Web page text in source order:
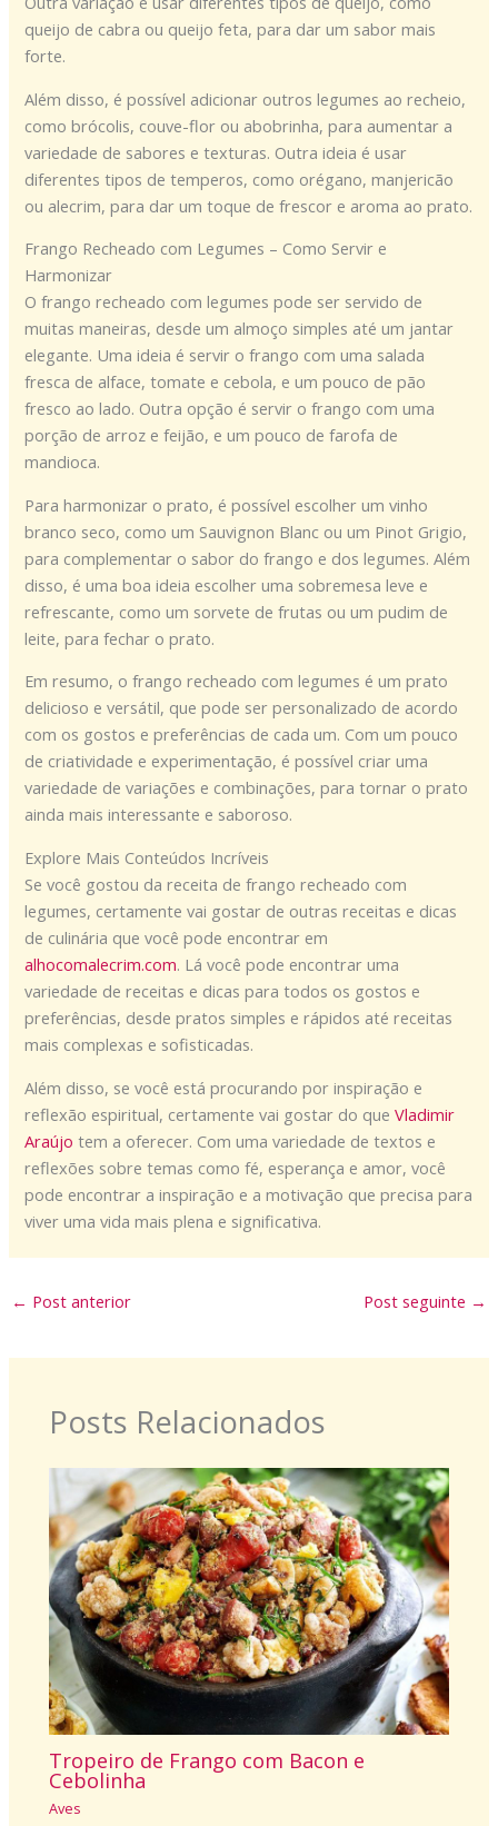
queijo de cabra ou queijo feta, para dar um sabor mais
forte.
Além disso, é possível adicionar outros legumes ao recheio,
como brócolis, couve-flor ou abobrinha, para aumentar a
variedade de sabores e texturas. Outra ideia é usar
diferentes tipos de temperos, como orégano, manjericão
ou alecrim, para dar um toque de frescor e aroma ao prato.
Frango Recheado com Legumes – Como Servir e
Harmonizar
O frango recheado com legumes pode ser servido de
muitas maneiras, desde um almoço simples até um jantar
elegante. Uma ideia é servir o frango com uma salada
fresca de alface, tomate e cebola, e um pouco de pão
fresco ao lado. Outra opção é servir o frango com uma
porção de arroz e feijão, e um pouco de farofa de
mandioca.
Para harmonizar o prato, é possível escolher um vinho
branco seco, como um Sauvignon Blanc ou um Pinot Grigio,
para complementar o sabor do frango e dos legumes. Além
disso, é uma boa ideia escolher uma sobremesa leve e
refrescante, como um sorvete de frutas ou um pudim de
leite, para fechar o prato.
Em resumo, o frango recheado com legumes é um prato
delicioso e versátil, que pode ser personalizado de acordo
com os gostos e preferências de cada um. Com um pouco
de criatividade e experimentação, é possível criar uma
variedade de variações e combinações, para tornar o prato
ainda mais interessante e saboroso.
Explore Mais Conteúdos Incríveis
Se você gostou da receita de frango recheado com
legumes, certamente vai gostar de outras receitas e dicas
de culinária que você pode encontrar em
alhocomalecrim.com. Lá você pode encontrar uma
variedade de receitas e dicas para todos os gostos e
preferências, desde pratos simples e rápidos até receitas
mais complexas e sofisticadas.
Além disso, se você está procurando por inspiração e
reflexão espiritual, certamente vai gostar do queVladimir
Araújo tem a oferecer. Com uma variedade de textos e
reflexões sobre temas como fé, esperança e amor, você
pode encontrar a inspiração e a motivação que precisa para
viver uma vida mais plena e significativa.
← Post anterior Post seguinte →
Posts Relacionados
Tropeiro de Frango com Bacon e
Cebolinha
Aves